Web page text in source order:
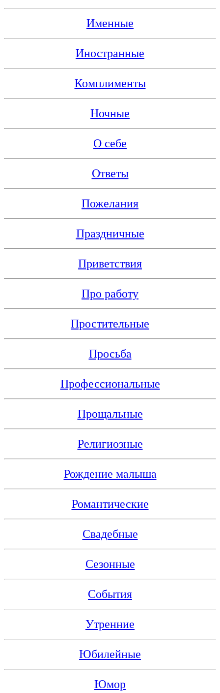
Именные
Иностранные
Комплименты
Ночные
О себе
Ответы
Пожелания
Праздничные
Приветствия
Про работу
Простительные
Просьба
Профессиональные
Прощальные
Религиозные
Рождение малыша
Романтические
Свадебные
Сезонные
События
Утренние
Юбилейные
Юмор